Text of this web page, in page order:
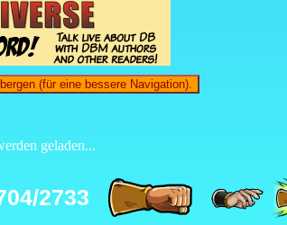
(für eine bessere Navigation).
geladen...
2733